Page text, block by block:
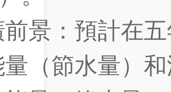
景：預計在
量（節水量）